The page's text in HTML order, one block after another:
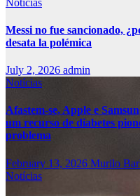
Messi no fue sancionado,
desata la polémica
July 2, 2026 admin
Notícias
Afastem-se, Apple e
um recurso de diabetes
problema
February 13, 2026 Murilo
Notícias